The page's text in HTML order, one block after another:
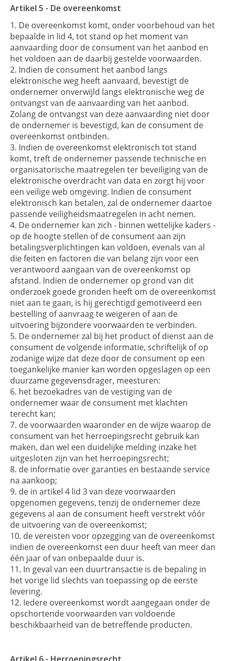
Artikel 5 - De overeenkomst
De overeenkomst komt, onder voorbehoud van het
bepaalde in lid 4, tot stand op het moment van
aanvaarding door de consument van het aanbod en
het voldoen aan de daarbij gestelde voorwaarden.
Indien de consument het aanbod langs
elektronische weg heeft aanvaard, bevestigt de
ondernemer onverwijld langs elektronische weg de
ontvangst van de aanvaarding van het aanbod.
Zolang de ontvangst van deze aanvaarding niet door
de ondernemer is bevestigd, kan de consument de
overeenkomst ontbinden.
Indien de overeenkomst elektronisch tot stand
komt, treft de ondernemer passende technische en
organisatorische maatregelen ter beveiliging van de
elektronische overdracht van data en zorgt hij voor
een veilige web omgeving. Indien de consument
elektronisch kan betalen, zal de ondernemer daartoe
passende veiligheidsmaatregelen in acht nemen.
De ondernemer kan zich - binnen wettelijke kaders -
op de hoogte stellen of de consument aan zijn
betalingsverplichtingen kan voldoen, evenals van al
die feiten en factoren die van belang zijn voor een
verantwoord aangaan van de overeenkomst op
afstand. Indien de ondernemer op grond van dit
onderzoek goede gronden heeft om de overeenkomst
niet aan te gaan, is hij gerechtigd gemotiveerd een
bestelling of aanvraag te weigeren of aan de
uitvoering bijzondere voorwaarden te verbinden.
De ondernemer zal bij het product of dienst aan de
consument de volgende informatie, schriftelijk of op
zodanige wijze dat deze door de consument op een
toegankelijke manier kan worden opgeslagen op een
duurzame gegevensdrager, meesturen:
het bezoekadres van de vestiging van de
ondernemer waar de consument met klachten
terecht kan;
de voorwaarden waaronder en de wijze waarop de
consument van het herroepingsrecht gebruik kan
maken, dan wel een duidelijke melding inzake het
uitgesloten zijn van het herroepingsrecht;
de informatie over garanties en bestaande service
na aankoop;
de in artikel 4 lid 3 van deze voorwaarden
opgenomen gegevens, tenzij de ondernemer deze
gegevens al aan de consument heeft verstrekt vóór
de uitvoering van de overeenkomst;
de vereisten voor opzegging van de overeenkomst
indien de overeenkomst een duur heeft van meer dan
één jaar of van onbepaalde duur is.
In geval van een duurtransactie is de bepaling in
het vorige lid slechts van toepassing op de eerste
levering.
Iedere overeenkomst wordt aangegaan onder de
opschortende voorwaarden van voldoende
beschikbaarheid van de betreffende producten.
Artikel 6 - Herroepingsrecht